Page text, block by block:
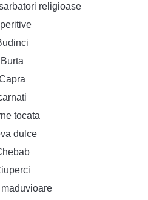
religioase
Burta
tocata
dulce